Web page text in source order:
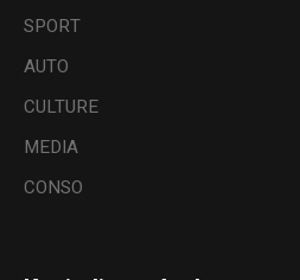
SPORT
AUTO
CULTURE
MEDIA
CONSO